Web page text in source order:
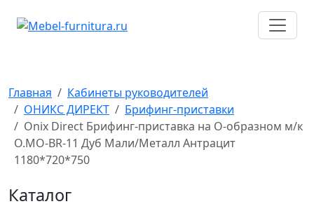
Главная
Кабинеты руководителей
ОНИКС ДИРЕКТ
Брифинг-приставки
Onix Direct Брифинг-приставка на О-образном м/к
O.MO-BR-11 Дуб Мали/Металл Антрацит
1180*720*750
Каталог